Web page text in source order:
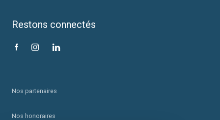
Restons connectés
Nos partenaires
Nos honoraires